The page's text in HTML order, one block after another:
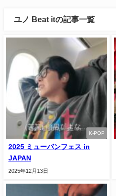
ユノ Beat itの記事一覧
K-POP
2025 ミューバンフェス in
JAPAN
2025年12月13日